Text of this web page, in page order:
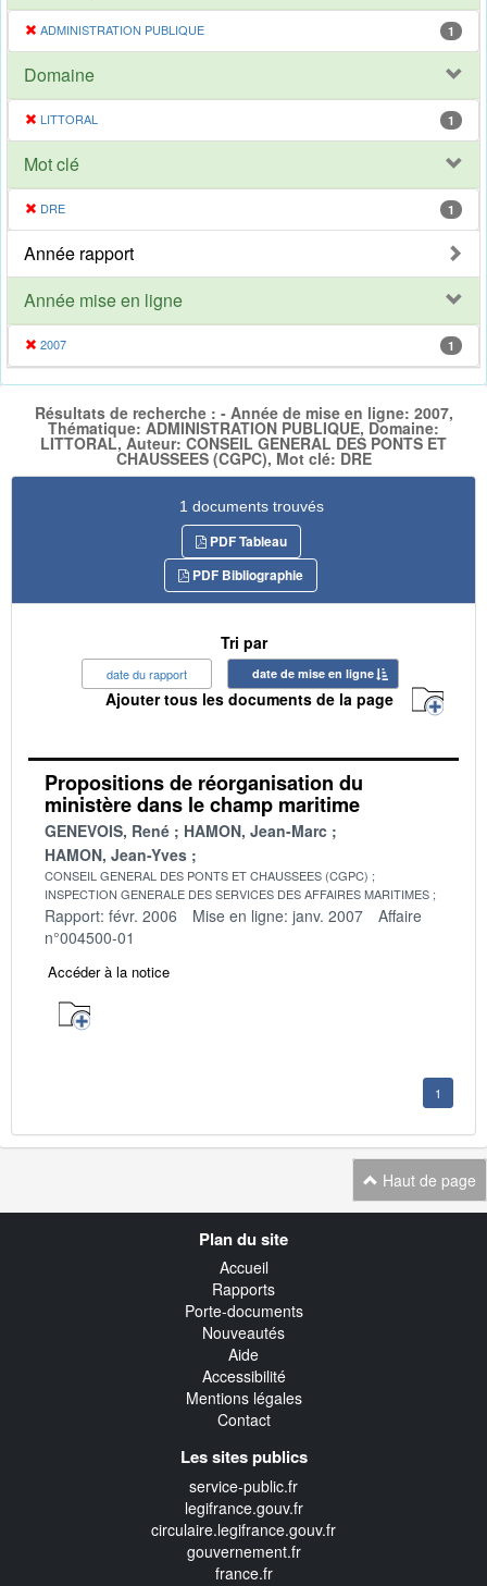
ADMINISTRATION PUBLIQUE 1
Domaine
LITTORAL 1
Mot clé
DRE 1
Année rapport
Année mise en ligne
2007 1
Résultats de recherche : - Année de mise en ligne: 2007,
Thématique: ADMINISTRATION PUBLIQUE, Domaine:
LITTORAL, Auteur: CONSEIL GENERAL DES PONTS ET
CHAUSSEES (CGPC), Mot clé: DRE
1 documents trouvés
PDF Tableau
PDF Bibliographie
Tri par
date du rapport date de mise en ligne
Ajouter tous les documents de la page
Propositions de réorganisation du
ministère dans le champ maritime
GENEVOIS, René
HAMON, Jean-Marc
HAMON, Jean-Yves
CONSEIL GENERAL DES PONTS ET CHAUSSEES (CGPC)
INSPECTION GENERALE DES SERVICES DES AFFAIRES MARITIMES
Rapport: févr. 2006 Mise en ligne: janv. 2007
Affaire
n°004500-01
Accéder à la notice
1
Haut de page
Plan du site
Accueil
Rapports
Porte-documents
Nouveautés
Aide
Accessibilité
Mentions légales
Contact
Les sites publics
service-public.fr
legifrance.gouv.fr
circulaire.legifrance.gouv.fr
gouvernement.fr
france.fr